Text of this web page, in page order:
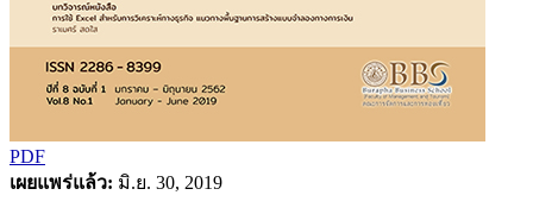
PDF
เผยแพร่แล้ว: มิ.ย. 30, 2019